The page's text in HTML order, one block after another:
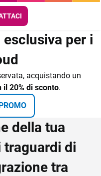
per i
acquistando un
il 20% di sconto.
della tua
traguardi di
tra